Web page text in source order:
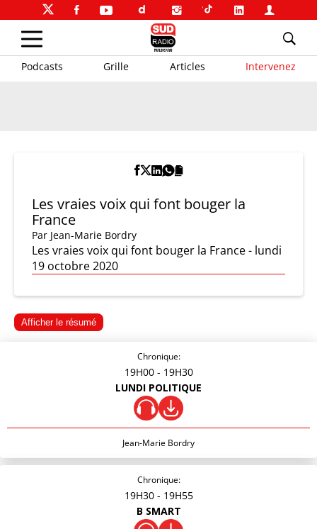
Podcasts Grille Articles Intervenez
Les vraies voix qui font bouger la
France
Par Jean-Marie Bordry
Les vraies voix qui font bouger la France - lundi
19 octobre 2020
Afficher le résumé
Chronique:
19H00 - 19H30
LUNDI POLITIQUE
Jean-Marie Bordry
Chronique:
19H30 - 19H55
B SMART